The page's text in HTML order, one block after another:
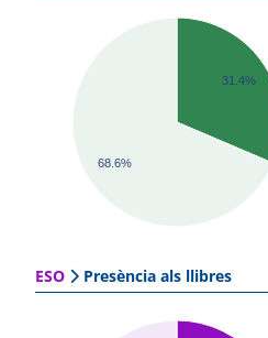
31.4%
68.6%
ESO Presència als llibres